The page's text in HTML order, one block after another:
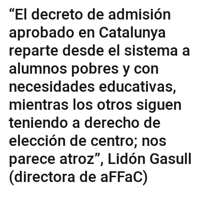
“El decreto de admisión
aprobado en Catalunya
reparte desde el sistema a
alumnos pobres y con
necesidades educativas,
mientras los otros siguen
teniendo a derecho de
elección de centro; nos
parece atroz”, Lidón Gasull
(directora de aFFaC)